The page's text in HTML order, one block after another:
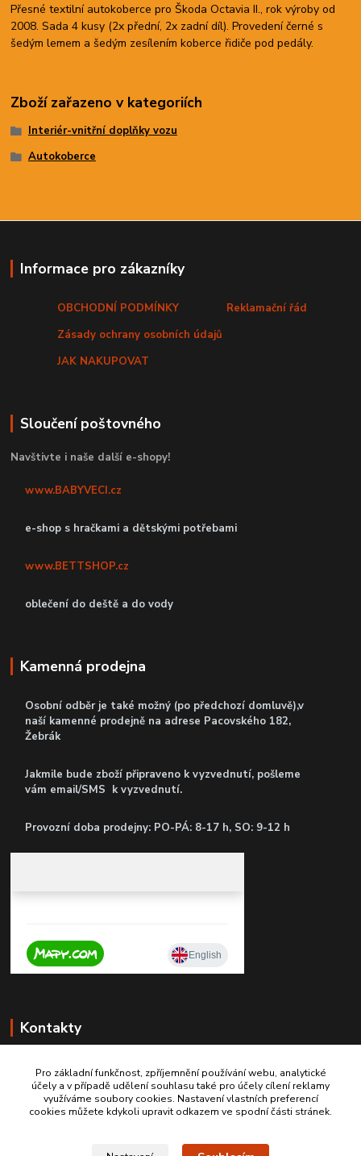
Přesné textilní autokoberce pro Škoda Octavia II., rok výroby od
2008. Sada 4 kusy (2x přední, 2x zadní díl). Provedení černé s
šedým lemem a šedým zesílením koberce řidiče pod pedály.
Zboží zařazeno v kategoriích
Interiér-vnitřní doplňky vozu
Autokoberce
Informace pro zákazníky
OBCHODNÍ PODMÍNKY
Reklamační řád
Zásady ochrany osobních údajů
JAK NAKUPOVAT
Sloučení poštovného
Navštivte i naše další e-shopy!
www.BABYVECI.cz
e-shop s hračkami a dětskými potřebami
www.BETTSHOP.cz
oblečení do deště a do vody
Kamenná prodejna
Osobní odběr je také možný (po předchozí domluvě),v
naší kamenné prodejně na adrese Pacovského 182,
Žebrák
Jakmile bude zboží připraveno k vyzvednutí, pošleme
vám email/SMS k vyzvednutí.
Provozní doba prodejny: PO-PÁ: 8-17 h, SO: 9-12 h
Kontakty
+420 603467970
Pro základní funkčnost, zpříjemnění používání webu, analytické
účely a v případě udělení souhlasu také pro účely cílení reklamy
využíváme soubory cookies. Nastavení vlastních preferencí
cookies můžete kdykoli upravit odkazem ve spodní části stránek.